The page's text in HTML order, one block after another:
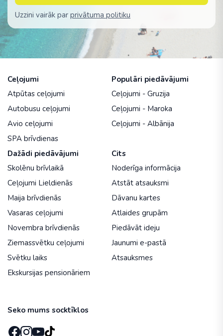
Uzzini vairāk par privātuma politiku
Ceļojumi
Atpūtas ceļojumi
Autobusu ceļojumi
Avio ceļojumi
SPA brīvdienas
Populāri piedāvājumi
Ceļojumi - Gruzija
Ceļojumi - Maroka
Ceļojumi - Albānija
Dažādi piedāvājumi
Skolēnu brīvlaikā
Ceļojumi Lieldienās
Maija brīvdienās
Vasaras ceļojumi
Novembra brīvdienās
Ziemassvētku ceļojumi
Svētku laiks
Ekskursijas pensionāriem
Cits
Noderīga informācija
Atstāt atsauksmi
Dāvanu kartes
Atlaides grupām
Piedāvāt ideju
Jaunumi e-pastā
Atsauksmes
Seko mums socktīklos